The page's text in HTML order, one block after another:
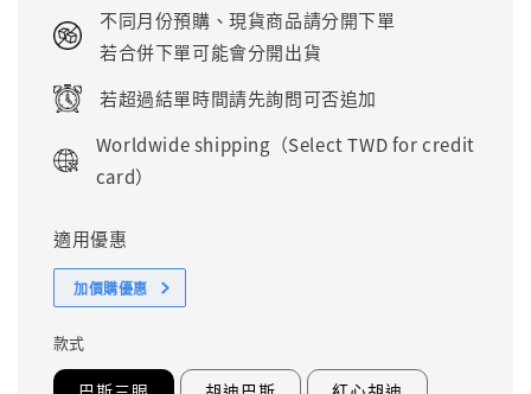
不同月份預購、現貨商品請分開下單
若合併下單可能會分開出貨
若超過結單時間請先詢問可否追加
Worldwide shipping（Select TWD for credit
card）
適用優惠
加價購優惠
款式